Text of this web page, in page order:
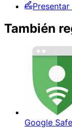
También
Google